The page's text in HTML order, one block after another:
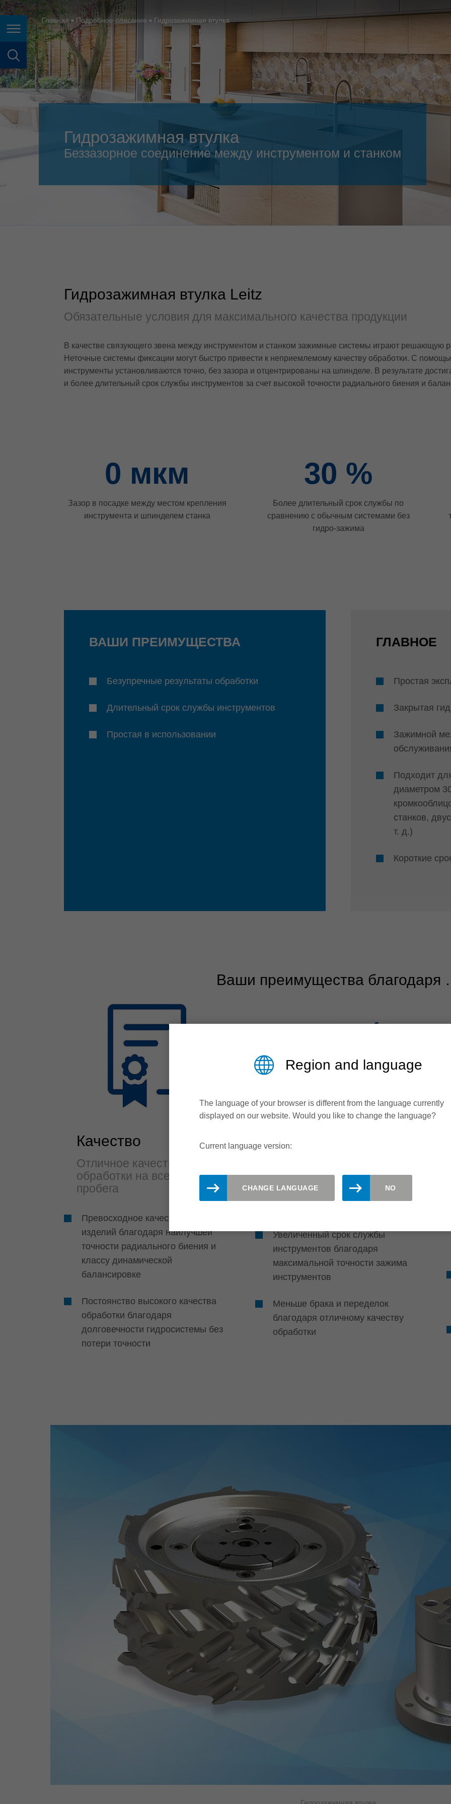
Page navigation
page search
France français
Great Britain
Italia italiano
India english
Japan (日本) 日本語
Lietuva
Magyarország magyar
Malaysia english
México
Suomi
Taiwan
Türkiye
USA
Việt Nam
Україна
Главная Подробное описание Гидрозажимная втулка
Гидрозажимная втулка
Беззазорное соединение между инструментом и станком
Гидрозажимная втулка Leitz
Обязательные условия для максимального качества продукции
В качестве связующего звена между инструментом и станком зажимные системы играют решающую
Неточные системы фиксации могут быстро привести к неприемлемому качеству обработки. С
инструменты установливаются точно, без зазора и отцентрированы на шпинделе. В результате
и более длительный срок службы инструментов за счет высокой точности радиального биения и
0 мкм
Зазор в посадке между местом крепления
инструмента и шпинделем станка
30 %
Более длительный срок службы по
сравнению с обычным системами без
гидро-зажима
ВАШИ ПРЕИМУЩЕСТВА
Безупречные результаты обработки
Длительный срок службы инструментов
Простая в использовании
ГЛАВНОЕ
Простая
Закрытая
Зажимной
Подходит
диаметром
станков,
т. д.)
Короткие
Ваши преимущества благодаря
Качество
Отличное качество
обработки на всей длине
пробега
Превосходное качество готовых
изделий благодаря наилучшей
точности радиального биения и
классу динамической
балансировке
Постоянство высокого качества
обработки благодаря
долговечности гидросистемы без
потери точности
Эффективность и
производительности и
меньше переделок
Увеличенный срок службы
инструментов благодаря
максимальной точности зажима
инструментов
Меньше брака и переделок
благодаря отличному качеству
обработки
Гидрозажимная втулка
Region and language
The language of your browser is different from the language currently
displayed on our website. Would you like to change the language?
Current language version:
CHANGE LANGUAGE NO